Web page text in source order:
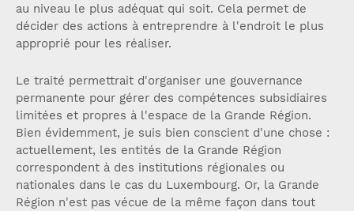
au niveau le plus adéquat qui soit. Cela permet de
décider des actions à entreprendre à l'endroit le plus
approprié pour les réaliser.
Le traité permettrait d'organiser une gouvernance
permanente pour gérer des compétences subsidiaires
limitées et propres à l'espace de la Grande Région.
Bien évidemment, je suis bien conscient d'une chose :
actuellement, les entités de la Grande Région
correspondent à des institutions régionales ou
nationales dans le cas du Luxembourg. Or, la Grande
Région n'est pas vécue de la même façon dans tout